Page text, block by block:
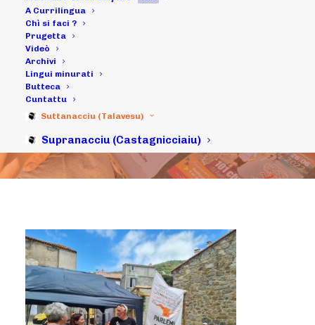
A Currilingua
Chì si faci ?
Prugetta
Videò
Archivi
Lingui minurati
Butteca
Cuntattu
Suttanacciu (Talavesu)
Supranacciu (Castagnicciaiu)
!" à a Fiera di
l'oliu novu in
09/06/2022 | INARCHIVI